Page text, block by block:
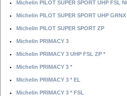
Michelin PILOT SUPER SPORT UHP FSL
Michelin PILOT SUPER SPORT UHP
Michelin PILOT SUPER SPORT ZP
Michelin PRIMACY 3
Michelin PRIMACY 3 UHP FSL ZP *
Michelin PRIMACY 3 *
Michelin PRIMACY 3 * EL
Michelin PRIMACY 3 * FSL